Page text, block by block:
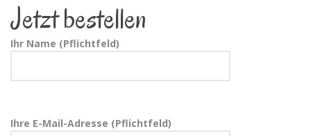
Jetzt bestellen
Ihr Name (Pflichtfeld)
Ihre E-Mail-Adresse (Pflichtfeld)